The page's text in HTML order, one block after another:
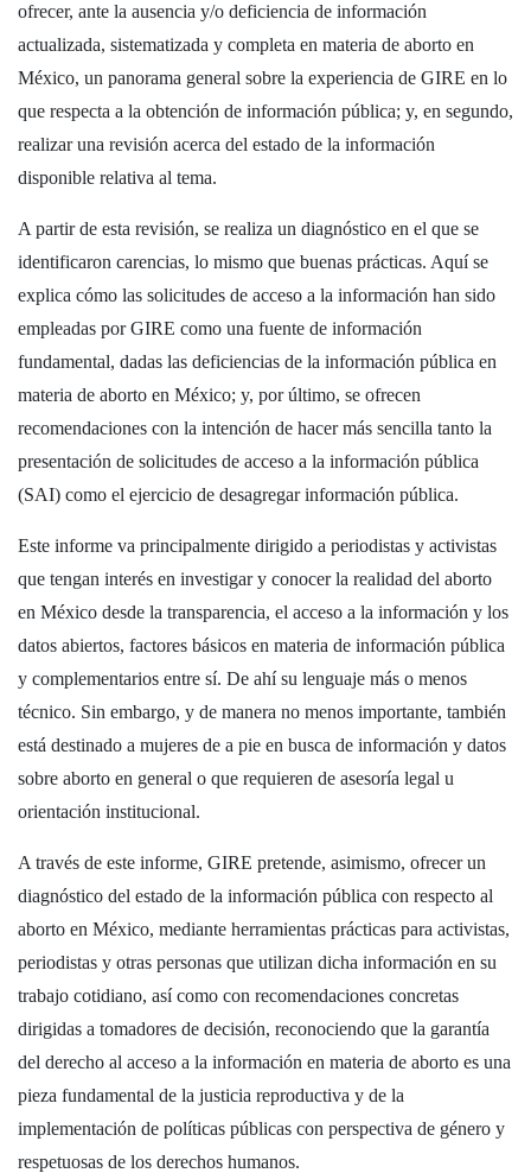
ofrecer, ante la ausencia y/o deficiencia de información
actualizada, sistematizada y completa en materia de aborto en
México, un panorama general sobre la experiencia de GIRE en lo
que respecta a la obtención de información pública; y, en segundo,
realizar una revisión acerca del estado de la información
disponible relativa al tema.
A partir de esta revisión, se realiza un diagnóstico en el que se
identificaron carencias, lo mismo que buenas prácticas. Aquí se
explica cómo las solicitudes de acceso a la información han sido
empleadas por GIRE como una fuente de información
fundamental, dadas las deficiencias de la información pública en
materia de aborto en México; y, por último, se ofrecen
recomendaciones con la intención de hacer más sencilla tanto la
presentación de solicitudes de acceso a la información pública
(SAI) como el ejercicio de desagregar información pública.
Este informe va principalmente dirigido a periodistas y activistas
que tengan interés en investigar y conocer la realidad del aborto
en México desde la transparencia, el acceso a la información y los
datos abiertos, factores básicos en materia de información pública
y complementarios entre sí. De ahí su lenguaje más o menos
técnico. Sin embargo, y de manera no menos importante, también
está destinado a mujeres de a pie en busca de información y datos
sobre aborto en general o que requieren de asesoría legal u
orientación institucional.
A través de este informe, GIRE pretende, asimismo, ofrecer un
diagnóstico del estado de la información pública con respecto al
aborto en México, mediante herramientas prácticas para activistas,
periodistas y otras personas que utilizan dicha información en su
trabajo cotidiano, así como con recomendaciones concretas
dirigidas a tomadores de decisión, reconociendo que la garantía
del derecho al acceso a la información en materia de aborto es una
pieza fundamental de la justicia reproductiva y de la
implementación de políticas públicas con perspectiva de género y
respetuosas de los derechos humanos.